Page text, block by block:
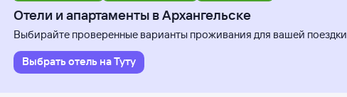
Отели и апартаменты в Архангельске
Выбирайте проверенные варианты проживания для вашей поездки
Выбрать отель на Туту